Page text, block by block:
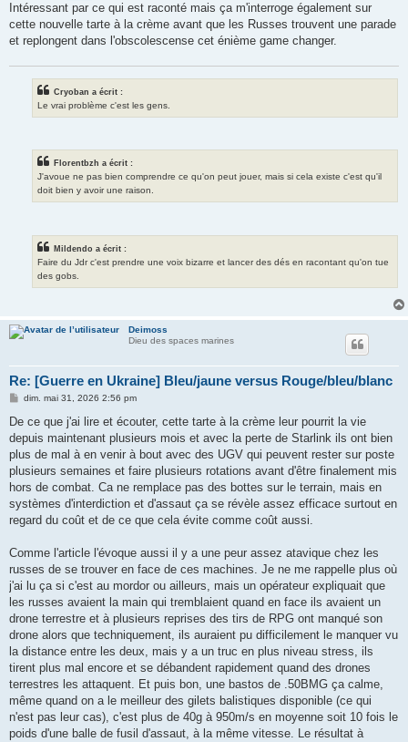
a
g
Intéressant par ce qui est raconté mais ça m'interroge également sur
cette nouvelle tarte à la crème avant que les Russes trouvent une parade
et replongent dans l'obscolescense cet énième game changer.
Cryoban a écrit :
Le vrai problème c'est les gens.
Florentbzh a écrit :
J'avoue ne pas bien comprendre ce qu'on peut jouer, mais si cela existe c'est qu'il
doit bien y avoir une raison.
Mildendo a écrit :
Faire du Jdr c'est prendre une voix bizarre et lancer des dés en racontant qu'on tue
des gobs.
Deimoss
Dieu des spaces marines
Re: [Guerre en Ukraine] Bleu/jaune versus Rouge/bleu/blanc
M
s
a
g
dim. mai 31, 2026 2:56 pm
De ce que j'ai lire et écouter, cette tarte à la crème leur pourrit la vie
depuis maintenant plusieurs mois et avec la perte de Starlink ils ont bien
plus de mal à en venir à bout avec des UGV qui peuvent rester sur poste
plusieurs semaines et faire plusieurs rotations avant d'être finalement mis
hors de combat. Ca ne remplace pas des bottes sur le terrain, mais en
systèmes d'interdiction et d'assaut ça se révèle assez efficace surtout en
regard du coût et de ce que cela évite comme coût aussi.
Comme l'article l'évoque aussi il y a une peur assez atavique chez les
russes de se trouver en face de ces machines. Je ne me rappelle plus où
j'ai lu ça si c'est au mordor ou ailleurs, mais un opérateur expliquait que
les russes avaient la main qui tremblaient quand en face ils avaient un
drone terrestre et à plusieurs reprises des tirs de RPG ont manqué son
drone alors que techniquement, ils auraient pu difficilement le manquer vu
la distance entre les deux, mais y a un truc en plus niveau stress, ils
tirent plus mal encore et se débandent rapidement quand des drones
terrestres les attaquent. Et puis bon, une bastos de .50BMG ça calme,
même quand on a le meilleur des gilets balistiques disponible (ce qui
n'est pas leur cas), c'est plus de 40g à 950m/s en moyenne soit 10 fois le
poids d'une balle de fusil d'assaut, à la même vitesse. Le résultat à